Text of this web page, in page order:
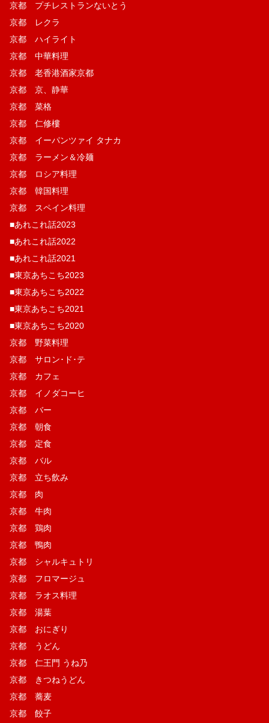
京都 プチレストランないとう
京都 レクラ
京都 ハイライト
京都 中華料理
京都 老香港酒家京都
京都 京、静華
京都 菜格
京都 仁修樓
京都 イーパンツァイ タナカ
京都 ラーメン＆冷麺
京都 ロシア料理
京都 韓国料理
京都 スペイン料理
■あれこれ話2023
■あれこれ話2022
■あれこれ話2021
■東京あちこち2023
■東京あちこち2022
■東京あちこち2021
■東京あちこち2020
京都 野菜料理
京都 サロン･ド･テ
京都 カフェ
京都 イノダコーヒ
京都 バー
京都 朝食
京都 定食
京都 バル
京都 立ち飲み
京都 肉
京都 牛肉
京都 鶏肉
京都 鴨肉
京都 シャルキュトリ
京都 フロマージュ
京都 ラオス料理
京都 湯葉
京都 おにぎり
京都 うどん
京都 仁王門 うね乃
京都 きつねうどん
京都 蕎麦
京都 餃子